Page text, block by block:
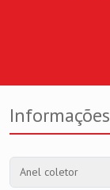
Informações
Anel coletor